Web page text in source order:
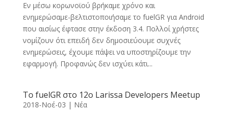
Εν μέσω κορωνοϊού βρήκαμε χρόνο και
ενημερώσαμε-βελτιστοποιήσαμε το fuelGR για Android
που αισίως έφτασε στην έκδοση 3.4. Πολλοί χρήστες
νομίζουν ότι επειδή δεν δημοσιεύουμε συχνές
ενημερώσεις, έχουμε πάψει να υποστηρίζουμε την
εφαρμογή. Προφανώς δεν ισχύει κάτι...
Το fuelGR στο 12ο Larissa Developers Meetup
2018-Νοέ-03 | Νέα